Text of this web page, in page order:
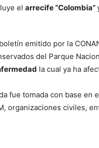
el arrecife “Colombia”
emitido por la
del Parque
la cual ya ha
fue tomada con base en
organizaciones civiles,